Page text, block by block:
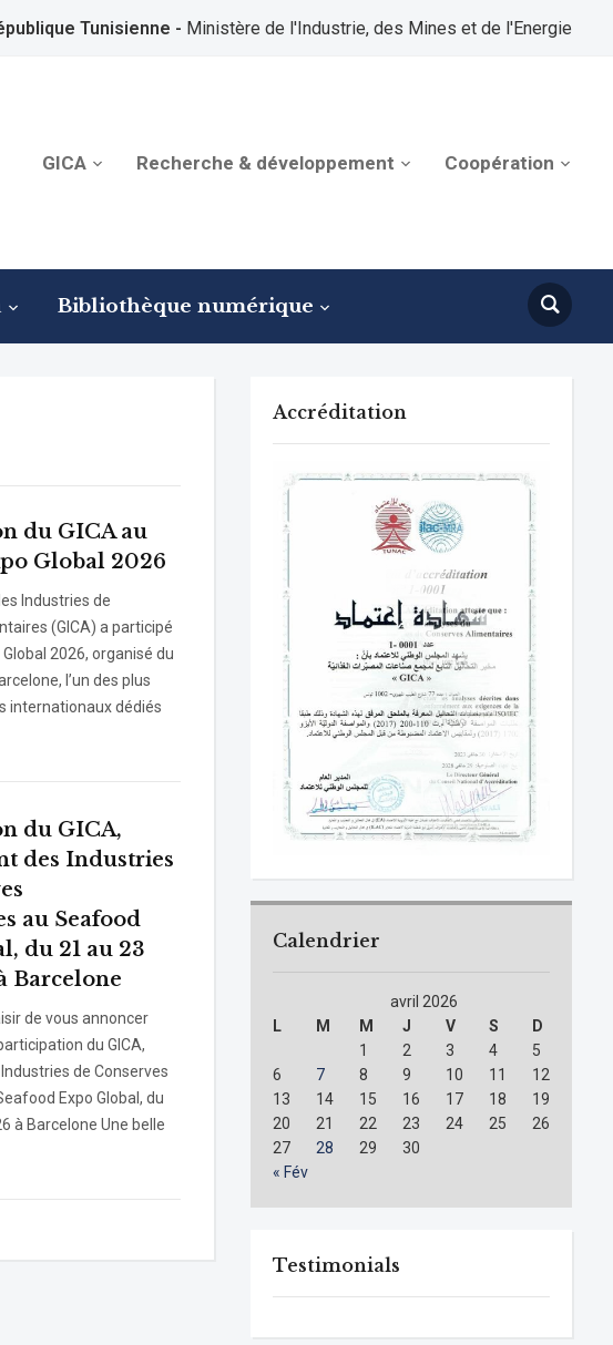
Tunisienne - Ministère de l'Industrie, des Mines et de l'Energie
GICA Recherche & développement Coopération
Bibliothèque numérique
du GICA au
Global 2026
Industries de
(GICA) a participé
2026, organisé du
l’un des plus
internationaux dédiés
du GICA,
des Industries
au Seafood
du 21 au 23
Barcelone
de vous annoncer
du GICA,
de Conserves
Expo Global, du
à Barcelone Une belle
Accréditation
Calendrier
avril 2026
L
M M J V S
D
1
2 3 4
5
6
7 8 9 10 11
12
13
14 15 16 17 18
19
20
21 22 23 24 25
26
27
28 29
30
« Fév
Testimonials